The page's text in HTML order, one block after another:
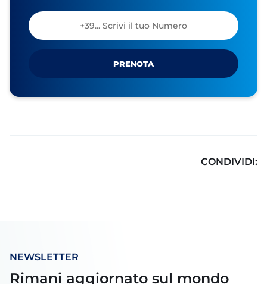
PRENOTA
CONDIVIDI:
NEWSLETTER
Rimani aggiornato sul mondo